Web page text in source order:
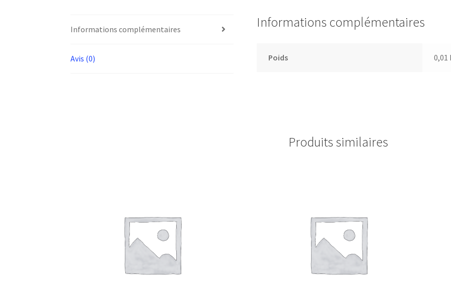
Informations complémentaires
Avis (0)
Informations complémentaires
Poids 0,01
Produits similaires